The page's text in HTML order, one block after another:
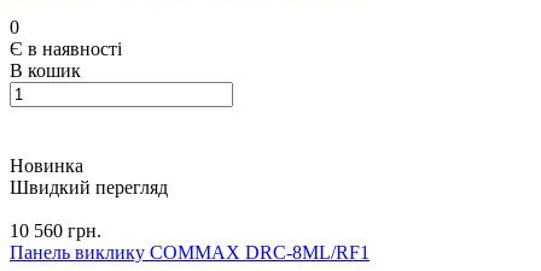
0
Є в наявності
В кошик
Новинка
Швидкий перегляд
10 560 грн.
Панель виклику COMMAX DRC-8ML/RF1